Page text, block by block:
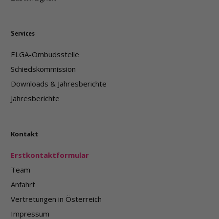
Services
ELGA-Ombudsstelle
Schiedskommission
Downloads & Jahresberichte
Jahresberichte
Kontakt
Erstkontaktformular
Team
Anfahrt
Vertretungen in Österreich
Impressum